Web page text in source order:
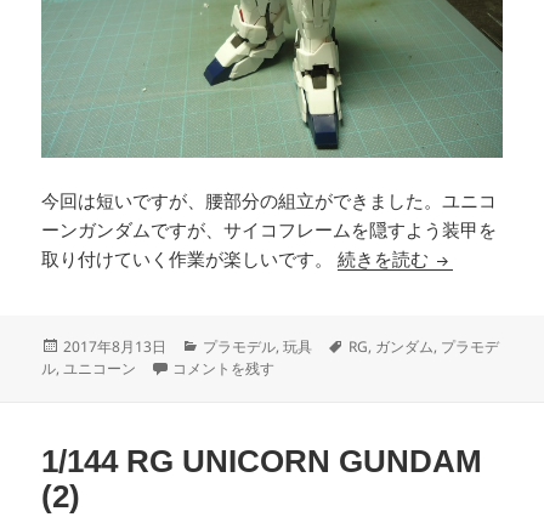
今回は短いですが、腰部分の組立ができました。ユニコ
ーンガンダムですが、サイコフレームを隠すよう装甲を
取り付けていく作業が楽しいです。続きを読む 1/144 RG
投
稿
2017年8月13日
カ
テ
プラモデル,玩具
タ
RG, ガンダム, プラモデ
ル,ユニコーン 1/144 RG UNICORN GUNDAM (3) に
コメントを残す
1/144 RG UNICORN GUNDAM
(2)